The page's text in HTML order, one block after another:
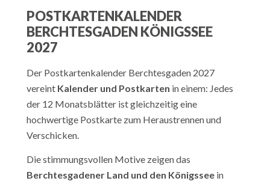
POSTKARTENKALENDER
BERCHTESGADEN KÖNIGSSEE
2027
Der Postkartenkalender Berchtesgaden 2027
vereint Kalender und Postkarten in einem: Jedes
der 12 Monatsblätter ist gleichzeitig eine
hochwertige Postkarte zum Heraustrennen und
Verschicken.
Die stimmungsvollen Motive zeigen das
Berchtesgadener Land und den Königssee in